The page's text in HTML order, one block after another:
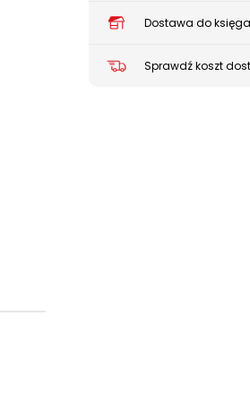
Dostawa do
Sprawdź koszt